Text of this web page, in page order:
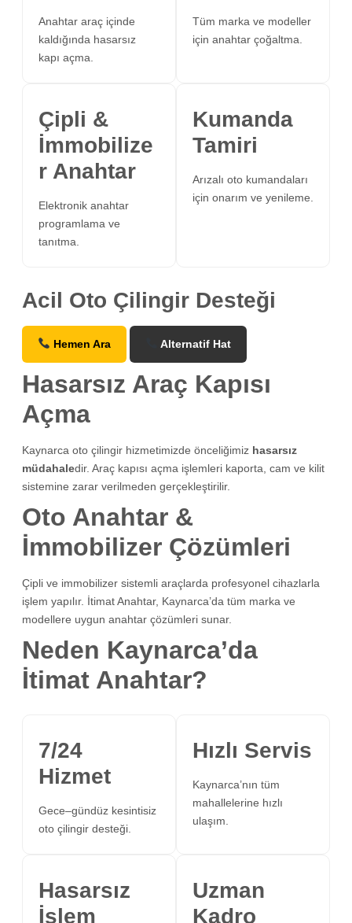
Anahtar araç içinde
kaldığında hasarsız
kapı açma.
Tüm marka ve modeller
için anahtar çoğaltma.
Çipli &
İmmobilize
r Anahtar
Elektronik anahtar
programlama ve
tanıtma.
Kumanda
Tamiri
Arızalı oto kumandaları
için onarım ve yenileme.
Acil Oto Çilingir Desteği
Hemen Ara Alternatif Hat
Hasarsız Araç Kapısı
Açma
Kaynarca oto çilingir hizmetimizde önceliğimiz hasarsız
müdahaledir. Araç kapısı açma işlemleri kaporta, cam ve kilit
sistemine zarar verilmeden gerçekleştirilir.
Oto Anahtar &
İmmobilizer Çözümleri
Çipli ve immobilizer sistemli araçlarda profesyonel cihazlarla
işlem yapılır. İtimat Anahtar, Kaynarca’da tüm marka ve
modellere uygun anahtar çözümleri sunar.
Neden Kaynarca’da
İtimat Anahtar?
7/24
Hizmet
Gece–gündüz kesintisiz
oto çilingir desteği.
Hızlı Servis
Kaynarca’nın tüm
mahallelerine hızlı
ulaşım.
Hasarsız
İşlem
Uzman
Kadro